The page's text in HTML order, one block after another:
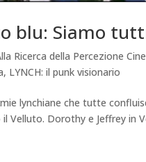
blu: Siamo
Ricerca della Percezione
, LYNCH: il punk visionario
lynchiane che tutte
Dorothy e Jeffrey in